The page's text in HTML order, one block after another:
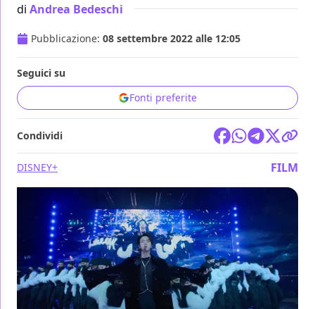
di Andrea Bedeschi
Pubblicazione: 08 settembre 2022 alle 12:05
Seguici su
Fonti preferite
Condividi
DISNEY+ FILM